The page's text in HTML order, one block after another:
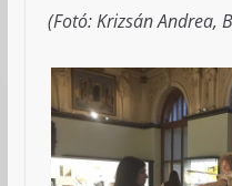
(Fotó: Krizsán Andrea,